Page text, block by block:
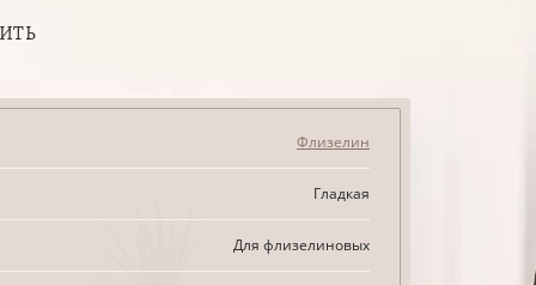
Флизелин
Гладкая
Для флизелиновых